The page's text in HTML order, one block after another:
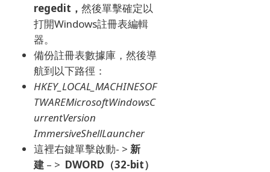
regedit， 然後單擊確定以
打開Windows註冊表編輯
器。
備份註冊表數據庫，然後導
航到以下路徑：
HKEY_LOCAL_MACHINESOF
TWAREMicrosoftWindowsC
urrentVersion
ImmersiveShellLauncher
這裡右鍵單擊啟動- > 新
建 – > DWORD（32-bit）